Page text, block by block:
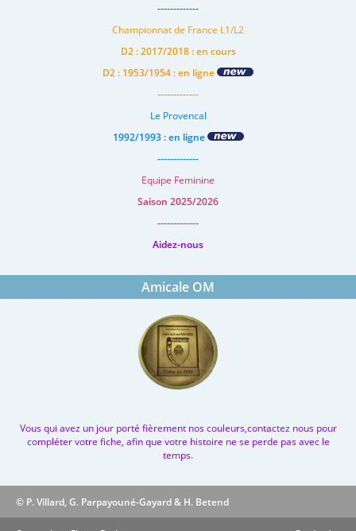
-------------
Championnat de France L1/L2
D2 : 2017/2018 : en cours
D2 : 1953/1954 : en ligne
-------------
Le Provencal
1992/1993 : en ligne
-------------
Equipe Feminine
Saison 2025/2026
-------------
Aidez-nous
Amicale OM
Vous qui avez un jour porté fièrement nos couleurs,contactez nous pour
compléter votre fiche, afin que votre histoire ne se perde pas avec le
temps.
© P. Villard, G. Parpayouné-Gayard & H. Betend